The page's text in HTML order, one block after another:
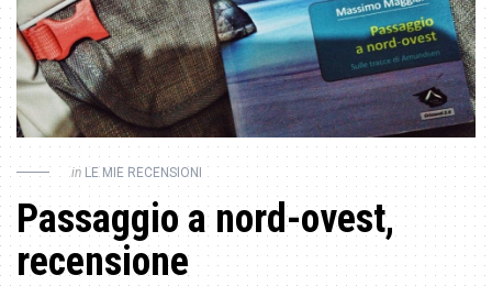
in LE MIE RECENSIONI
Passaggio a nord-ovest,
recensione